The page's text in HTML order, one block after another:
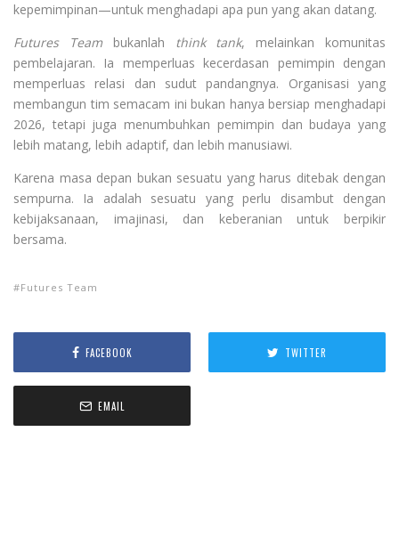
kepemimpinan—untuk menghadapi apa pun yang akan datang.
Futures Teambukanlah think tank, melainkan komunitas
pembelajaran. Ia memperluas kecerdasan pemimpin dengan
memperluas relasi dan sudut pandangnya. Organisasi yang
membangun tim semacam ini bukan hanya bersiap menghadapi
2026, tetapi juga menumbuhkan pemimpin dan budaya yang
lebih matang, lebih adaptif, dan lebih manusiawi.
Karena masa depan bukan sesuatu yang harus ditebak dengan
sempurna. Ia adalah sesuatu yang perlu disambut dengan
kebijaksanaan, imajinasi, dan keberanian untuk berpikir
bersama.
Futures Team
FACEBOOK TWITTER
EMAIL